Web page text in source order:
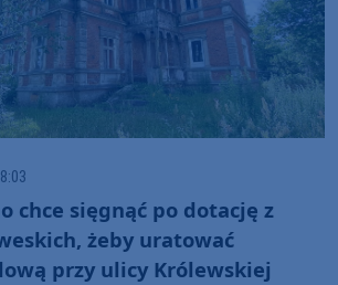
chce sięgnąć po dotację z
żeby uratować
przy ulicy Królewskiej